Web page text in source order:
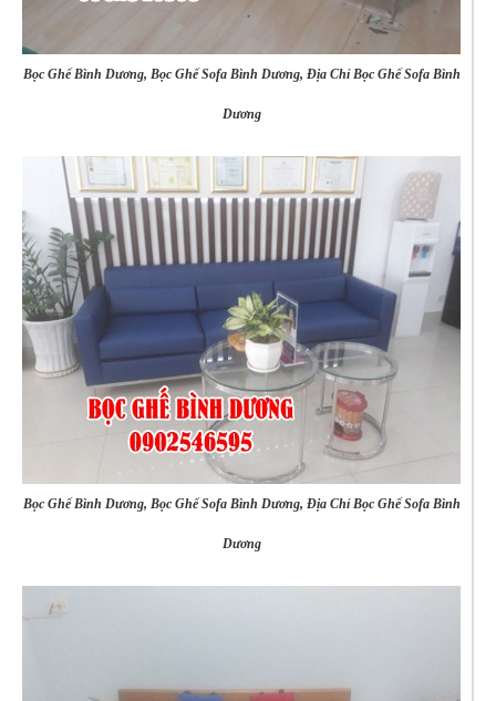
Bọc Ghế Bình Dương, Bọc Ghế Sofa Bình Dương, Địa Chỉ Bọc Ghế Sofa Bình
Dương
Bọc Ghế Bình Dương, Bọc Ghế Sofa Bình Dương, Địa Chỉ Bọc Ghế Sofa Bình
Dương